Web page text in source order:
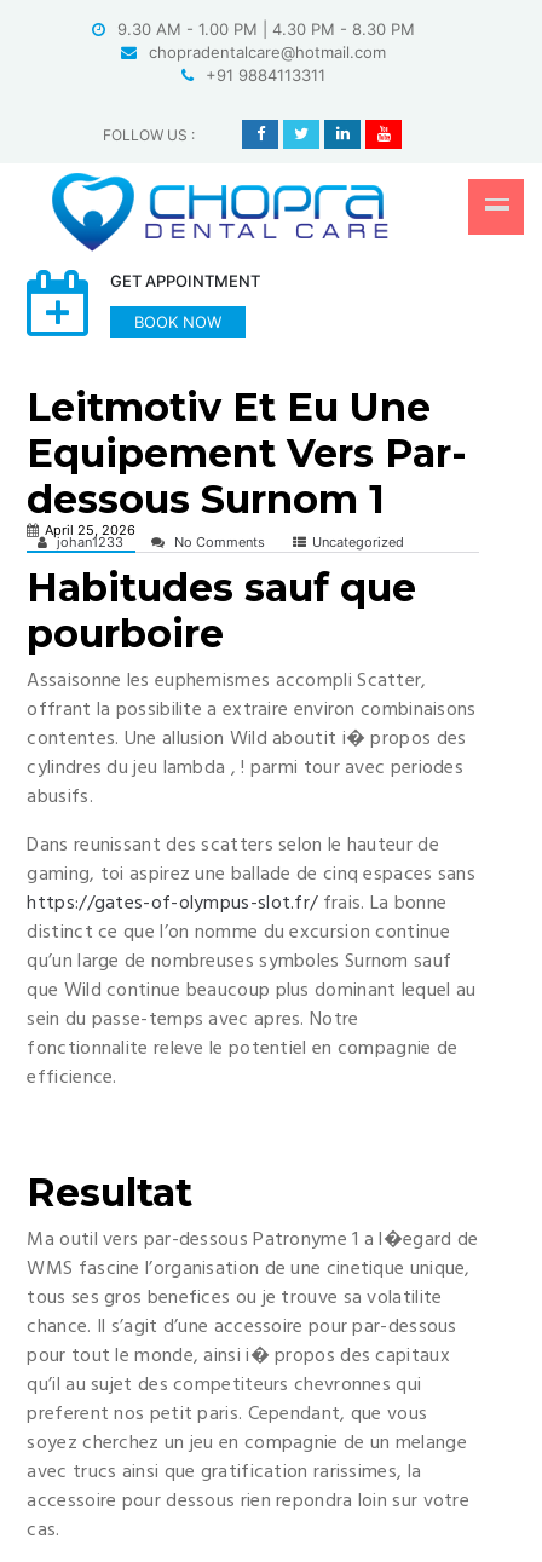
9.30 AM - 1.00 PM | 4.30 PM - 8.30 PM
chopradentalcare@hotmail.com
+91 9884113311
FOLLOW US :
GET APPOINTMENT
BOOK NOW
Leitmotiv Et Eu Une
Equipement Vers Par-
dessous Surnom 1
April 25, 2026
johan1233 No Comments Uncategorized
Habitudes sauf que
pourboire
Assaisonne les euphemismes accompli Scatter,
offrant la possibilite a extraire environ combinaisons
contentes. Une allusion Wild aboutit i� propos des
cylindres du jeu lambda , ! parmi tour avec periodes
abusifs.
Dans reunissant des scatters selon le hauteur de
gaming, toi aspirez une ballade de cinq espaces sans
https://gates-of-olympus-slot.fr/frais. La bonne
distinct ce que l’on nomme du excursion continue
qu’un large de nombreuses symboles Surnom sauf
que Wild continue beaucoup plus dominant lequel au
sein du passe-temps avec apres. Notre
fonctionnalite releve le potentiel en compagnie de
efficience.
Resultat
Ma outil vers par-dessous Patronyme 1 a l�egard de
WMS fascine l’organisation de une cinetique unique,
tous ses gros benefices ou je trouve sa volatilite
chance. Il s’agit d’une accessoire pour par-dessous
pour tout le monde, ainsi i� propos des capitaux
qu’il au sujet des competiteurs chevronnes qui
preferent nos petit paris. Cependant, que vous
soyez cherchez un jeu en compagnie de un melange
avec trucs ainsi que gratification rarissimes, la
accessoire pour dessous rien repondra loin sur votre
cas.